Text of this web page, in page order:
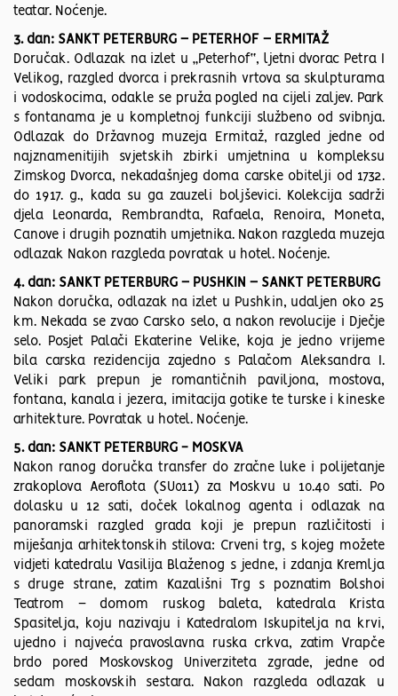
teatar. Noćenje.
3. dan: SANKT PETERBURG – PETERHOF – ERMITAŽ
Doručak. Odlazak na izlet u „Peterhof“, ljetni dvorac Petra I
Velikog, razgled dvorca i prekrasnih vrtova sa skulpturama
i vodoskocima, odakle se pruža pogled na cijeli zaljev. Park
s fontanama je u kompletnoj funkciji službeno od svibnja.
Odlazak do Državnog muzeja Ermitaž, razgled jedne od
najznamenitijih svjetskih zbirki umjetnina u kompleksu
Zimskog Dvorca, nekadašnjeg doma carske obitelji od 1732.
do 1917. g., kada su ga zauzeli boljševici. Kolekcija sadrži
djela Leonarda, Rembrandta, Rafaela, Renoira, Moneta,
Canove i drugih poznatih umjetnika. Nakon razgleda muzeja
odlazak Nakon razgleda povratak u hotel. Noćenje.
4. dan: SANKT PETERBURG – PUSHKIN – SANKT PETERBURG
Nakon doručka, odlazak na izlet u Pushkin, udaljen oko 25
km. Nekada se zvao Carsko selo, a nakon revolucije i Dječje
selo. Posjet Palači Ekaterine Velike, koja je jedno vrijeme
bila carska rezidencija zajedno s Palačom Aleksandra I.
Veliki park prepun je romantičnih paviljona, mostova,
fontana, kanala i jezera, imitacija gotike te turske i kineske
arhitekture. Povratak u hotel. Noćenje.
5. dan: SANKT PETERBURG - MOSKVA
Nakon ranog doručka transfer do zračne luke i polijetanje
zrakoplova Aeroflota (SU011) za Moskvu u 10.40 sati. Po
dolasku u 12 sati, doček lokalnog agenta i odlazak na
panoramski razgled grada koji je prepun različitosti i
miješanja arhitektonskih stilova: Crveni trg, s kojeg možete
vidjeti katedralu Vasilija Blaženog s jedne, i zdanja Kremlja
s druge strane, zatim Kazališni Trg s poznatim Bolshoi
Teatrom – domom ruskog baleta, katedrala Krista
Spasitelja, koju nazivaju i Katedralom Iskupitelja na krvi,
ujedno i najveća pravoslavna ruska crkva, zatim Vrapče
brdo pored Moskovskog Univerziteta zgrade, jedne od
sedam moskovskih sestara. Nakon razgleda odlazak u